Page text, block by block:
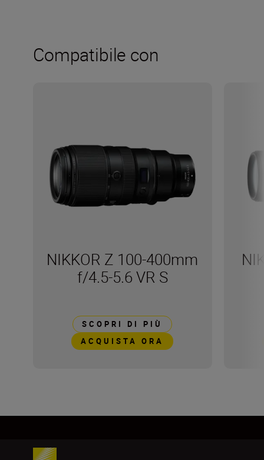
Compatibile con
NIKKOR Z 100-400mm
f/4.5-5.6 VR S
SCOPRI DI PIÙ
ACQUISTA ORA